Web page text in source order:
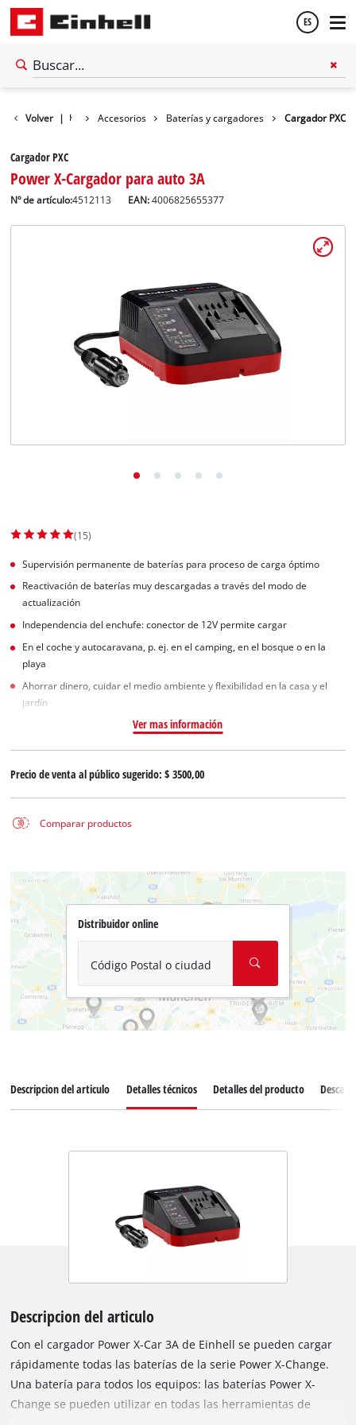
ES
Volver | Accesorios Baterías y cargadores Cargador PXC
Cargador PXC
Power X-Cargador para auto 3A
Nº de artículo:4512113 EAN:4006825655377
(15)
Supervisión permanente de baterías para proceso de carga óptimo
Reactivación de baterías muy descargadas a través del modo de
actualización
Independencia del enchufe: conector de 12V permite cargar
En el coche y autocaravana, p. ej. en el camping, en el bosque o en la
playa
Ahorrar dinero, cuidar el medio ambiente y flexibilidad en la casa y el
jardín
Ver mas información
Precio de venta al público sugerido:$ 3500,00
Comparar productos
Distribuidor online
Código Postal o ciudad
Descripcion del articulo Detalles técnicos Detalles del producto
Descripcion del articulo
Con el cargador Power X-Car 3A de Einhell se pueden cargar
rápidamente todas las baterías de la serie Power X-Change.
Una batería para todos los equipos: las baterías Power X-
Change se pueden utilizar en todas las herramientas de